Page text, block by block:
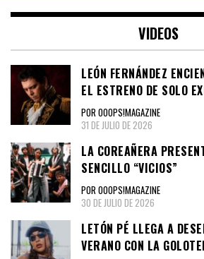
VIDEOS
LEÓN FERNÁNDEZ
EL ESTRENO DE SOLO
POR OOOPS!MAGAZINE
31 DE JULIO DE 2026
LA COREAÑERA
SENCILLO “VICIOS”
POR OOOPS!MAGAZINE
30 DE JULIO DE 2026
LETÓN PÉ LLEGA A
VERANO CON LA